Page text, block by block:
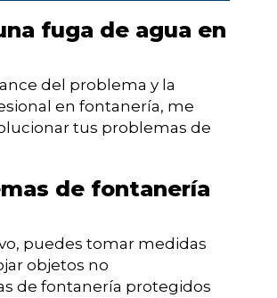
fuga de agua en
del problema y la
en fontanería, me
tus problemas de
de fontanería
puedes tomar medidas
objetos no
de fontanería protegidos